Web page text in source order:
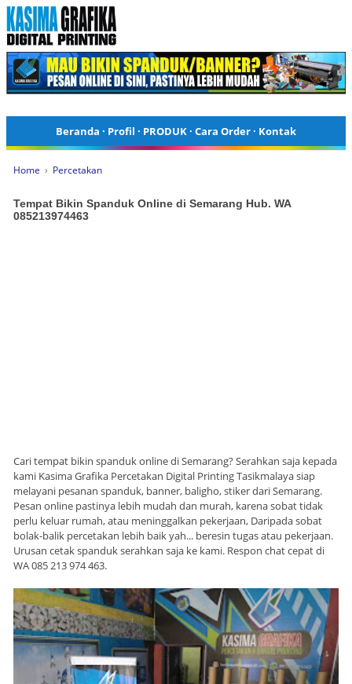
Beranda · Profil · PRODUK· Cara Order· Kontak
Home › Percetakan
Tempat Bikin Spanduk Online di Semarang Hub. WA
085213974463
Cari tempat bikin spanduk online di Semarang? Serahkan saja kepada
kami Kasima Grafika Percetakan Digital Printing Tasikmalaya siap
melayani pesanan spanduk, banner, baligho, stiker dari Semarang.
Pesan online pastinya lebih mudah dan murah, karena sobat tidak
perlu keluar rumah, atau meninggalkan pekerjaan, Daripada sobat
bolak-balik percetakan lebih baik yah... beresin tugas atau pekerjaan.
Urusan cetak spanduk serahkan saja ke kami. Respon chat cepat di
WA 085 213 974 463.